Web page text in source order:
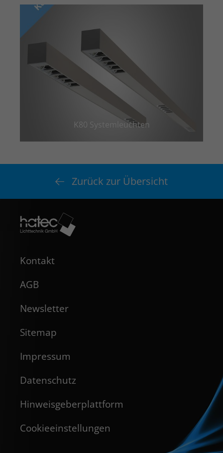
K80 Systemleuchten
Zurück zur Übersicht
Kontakt
AGB
Newsletter
Sitemap
Impressum
Datenschutz
Hinweisgeberplattform
Cookieeinstellungen